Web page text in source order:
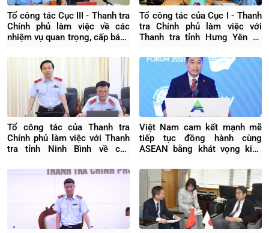
Tổ công tác Cục III - Thanh tra
Chính phủ làm việc về các
nhiệm vụ quan trọng, cấp bách
Tổ công tác của Cục I - Thanh
tra Chính phủ làm việc với
Thanh tra tỉnh Hưng Yên về
mắc
Tổ công tác của Thanh tra
Chính phủ làm việc với Thanh
tra tỉnh Ninh Bình về các
Việt Nam cam kết mạnh mẽ
tiếp tục đồng hành cùng
ASEAN bằng khát vọng kiến